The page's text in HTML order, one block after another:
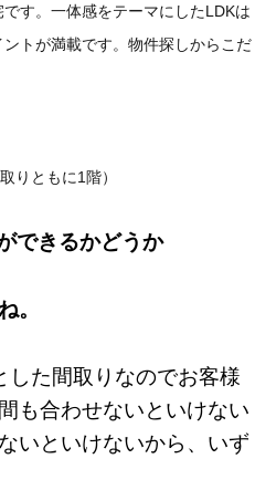
す。一体感をテーマにしたLDKは
トが満載です。物件探しからこだ
りともに1階）
できるかどうか
。
した間取りなのでお客様
も合わせないといけない
いといけないから、いず